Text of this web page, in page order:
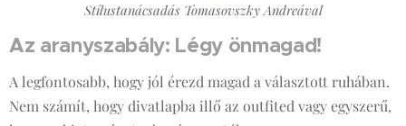
Stílustanácsadás Tomasovszky Andreával
Az aranyszabály: Légy önmagad!
A legfontosabb, hogy jól érezd magad a választott ruhában.
Nem számít, hogy divatlapba illő az outfited vagy egyszerű,